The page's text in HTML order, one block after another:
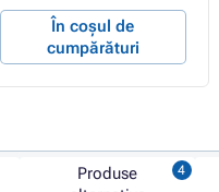
În coșul de
cumpărături
Produse